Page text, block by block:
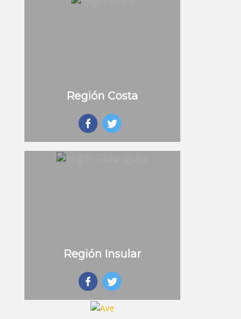
Región Costa
Región Insular